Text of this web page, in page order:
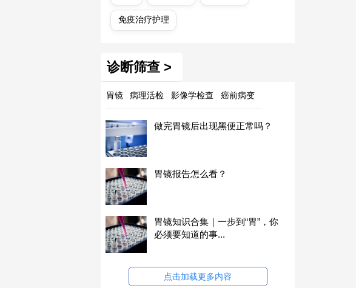
免疫治疗护理
诊断筛查 >
胃镜 病理活检 影像学检查 癌前病变
做完胃镜后出现黑便正常吗？
胃镜报告怎么看？
胃镜知识合集｜一步到“胃”，你
必须要知道的事...
点击加载更多内容